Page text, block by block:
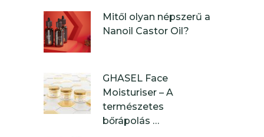
Mitől olyan népszerű a
Nanoil Castor Oil?
GHASEL Face
Moisturiser – A
természetes
bőrápolás …